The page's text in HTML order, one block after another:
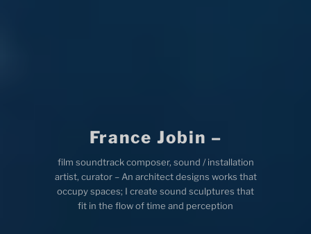
France Jobin –
film soundtrack composer, sound / installation
artist, curator – An architect designs works that
occupy spaces; I create sound sculptures that
fit in the flow of time and perception